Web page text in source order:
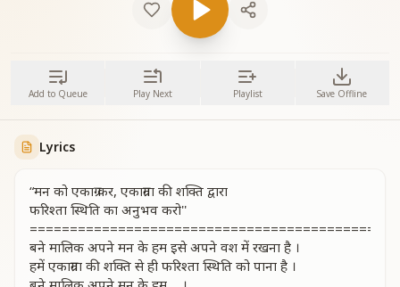
Add to Queue Play Next Playlist Save Offline
Lyrics
“मन को एकाग्र कर, एकाग्रता की शक्ति द्वारा
फरिश्ता स्थिति का अनुभव करो''
===========================================
बने मालिक अपने मन के हम इसे अपने वश में रखना है ।
हमें एकाग्रता की शक्ति से ही फरिश्ता स्थिति को पाना है ।